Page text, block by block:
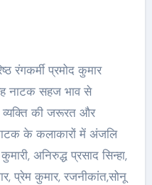
कुमार
यह नाटक सहज भाव से
की जरूरत और
के कलाकारों में अंजलि
अनिरुद्ध प्रसाद सिन्हा,
प्रेम कुमार, रजनीकांत,सोनू